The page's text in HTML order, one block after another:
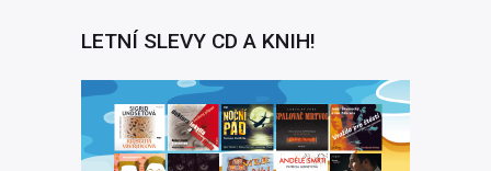
LETNÍ SLEVY CD A KNIH!